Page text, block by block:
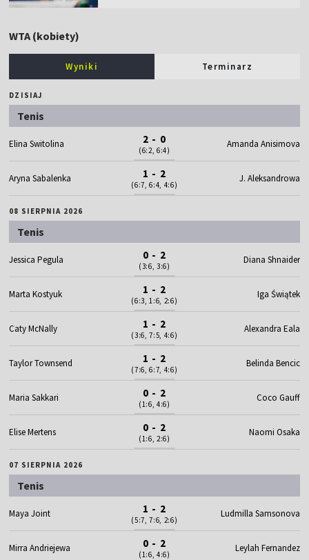
WTA (kobiety)
Wyniki Terminarz
DZISIAJ
Tenis
Elina Switolina 2 - 0
(6:2, 6:4)
Amanda Anisimova
Aryna Sabalenka 1 - 2
(6:7, 6:4, 4:6)
J. Aleksandrowa
08 SIERPNIA 2026
Tenis
Jessica Pegula 0 - 2
(3:6, 3:6)
Diana Shnaider
Marta Kostyuk 1 - 2
(6:3, 1:6, 2:6)
Iga Świątek
Caty McNally 1 - 2
(3:6, 7:5, 4:6)
Alexandra Eala
Taylor Townsend 1 - 2
(7:6, 6:7, 4:6)
Belinda Bencic
Maria Sakkari 0 - 2
(1:6, 4:6)
Coco Gauff
Elise Mertens 0 - 2
(1:6, 2:6)
Naomi Osaka
07 SIERPNIA 2026
Tenis
Maya Joint 1 - 2
(5:7, 7:6, 2:6)
Ludmilla Samsonova
Mirra Andriejewa 0 - 2
(1:6, 4:6)
Leylah Fernandez